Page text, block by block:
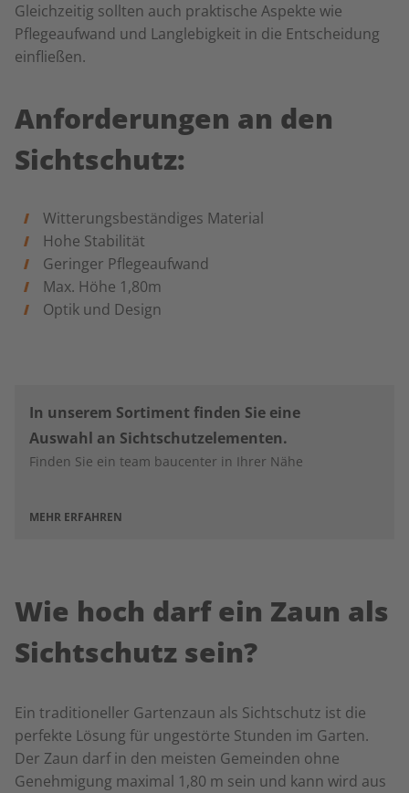
Gleichzeitig sollten auch praktische Aspekte wie
Pflegeaufwand und Langlebigkeit in die Entscheidung
einfließen.
Anforderungen an den
Sichtschutz:
Witterungsbeständiges Material
Hohe Stabilität
Geringer Pflegeaufwand
Max. Höhe 1,80m
Optik und Design
In unserem Sortiment finden Sie eine
Auswahl an Sichtschutzelementen.
Finden Sie ein team baucenter in Ihrer Nähe
MEHR ERFAHREN
Wie hoch darf ein Zaun als
Sichtschutz sein?
Ein traditioneller Gartenzaun als Sichtschutz ist die
perfekte Lösung für ungestörte Stunden im Garten.
Der Zaun darf in den meisten Gemeinden ohne
Genehmigung maximal 1,80 m sein und kann wird aus